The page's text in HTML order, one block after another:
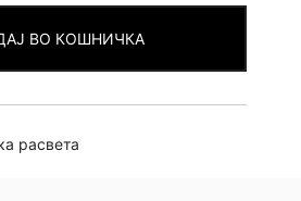
шина
ГУ10
quantity
ВО КОШНИЧКА
расвета